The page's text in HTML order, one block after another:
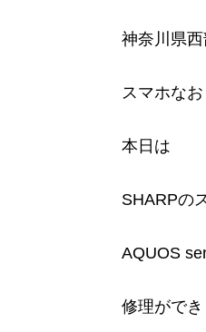
神奈川県
スマホな
本日は
SHARPの
AQUOS
修理ができ